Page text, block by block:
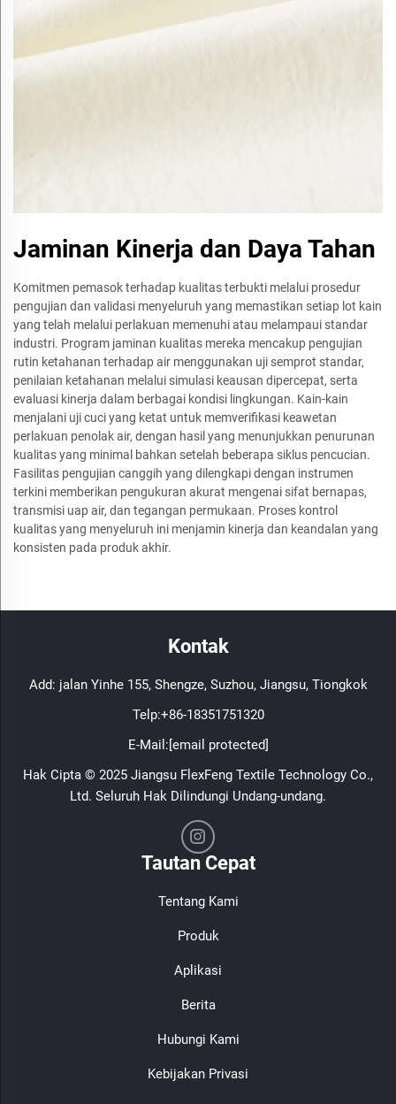
Jaminan Kinerja dan Daya Tahan
Komitmen pemasok terhadap kualitas terbukti melalui prosedur
pengujian dan validasi menyeluruh yang memastikan setiap lot kain
yang telah melalui perlakuan memenuhi atau melampaui standar
industri. Program jaminan kualitas mereka mencakup pengujian
rutin ketahanan terhadap air menggunakan uji semprot standar,
penilaian ketahanan melalui simulasi keausan dipercepat, serta
evaluasi kinerja dalam berbagai kondisi lingkungan. Kain-kain
menjalani uji cuci yang ketat untuk memverifikasi keawetan
perlakuan penolak air, dengan hasil yang menunjukkan penurunan
kualitas yang minimal bahkan setelah beberapa siklus pencucian.
Fasilitas pengujian canggih yang dilengkapi dengan instrumen
terkini memberikan pengukuran akurat mengenai sifat bernapas,
transmisi uap air, dan tegangan permukaan. Proses kontrol
kualitas yang menyeluruh ini menjamin kinerja dan keandalan yang
konsisten pada produk akhir.
Kontak
Add: jalan Yinhe 155, Shengze, Suzhou, Jiangsu, Tiongkok
Telp:+86-18351751320
E-Mail:[email protected]
Hak Cipta © 2025 Jiangsu FlexFeng Textile Technology Co.,
Ltd. Seluruh Hak Dilindungi Undang-undang.
Tautan Cepat
Tentang Kami
Produk
Aplikasi
Berita
Hubungi Kami
Kebijakan Privasi